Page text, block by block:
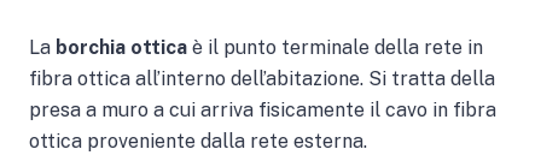
La borchia ottica è il punto terminale della rete in
fibra ottica all’interno dell’abitazione. Si tratta della
presa a muro a cui arriva fisicamente il cavo in fibra
ottica proveniente dalla rete esterna.